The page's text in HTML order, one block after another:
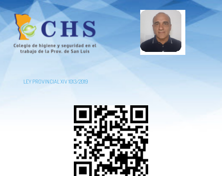
LEY PROVINCIAL XIV 1013/2019